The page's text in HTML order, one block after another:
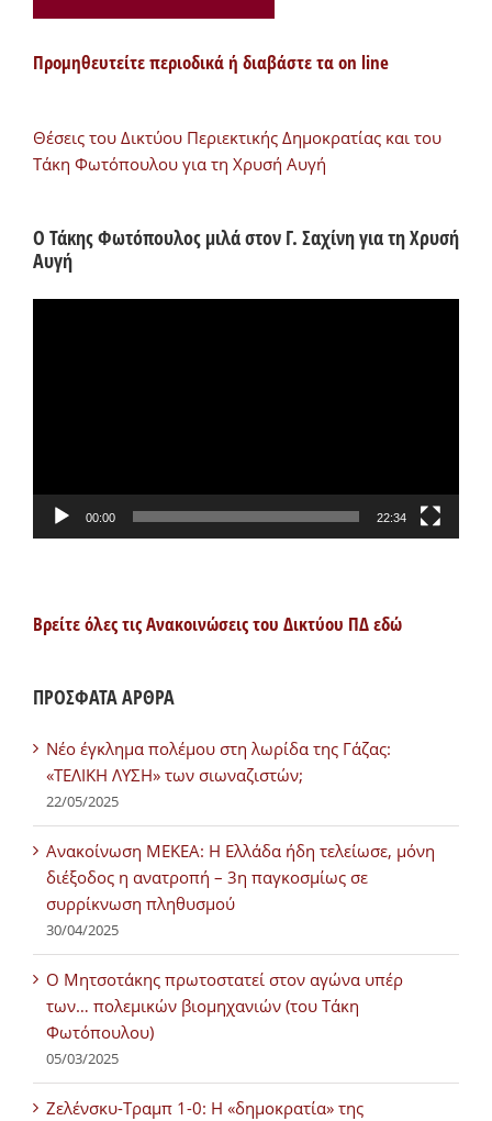
Προμηθευτείτε περιοδικά ή διαβάστε τα on line
Θέσεις του Δικτύου Περιεκτικής Δημοκρατίας και του
Τάκη Φωτόπουλου για τη Χρυσή Αυγή
Ο Τάκης Φωτόπουλος μιλά στον Γ. Σαχίνη για τη Χρυσή
Αυγή
00:00 22:34
Βρείτε όλες τις Ανακοινώσεις του Δικτύου ΠΔ εδώ
ΠΡΟΣΦΑΤΑ ΑΡΘΡΑ
Νέο έγκλημα πολέμου στη λωρίδα της Γάζας:
«ΤΕΛΙΚΗ ΛΥΣΗ» των σιωναζιστών;
22/05/2025
Ανακοίνωση ΜΕΚΕΑ: Η Ελλάδα ήδη τελείωσε, μόνη
διέξοδος η ανατροπή – 3η παγκοσμίως σε
συρρίκνωση πληθυσμού
30/04/2025
Ο Μητσοτάκης πρωτοστατεί στον αγώνα υπέρ
των… πολεμικών βιομηχανιών (του Τάκη
Φωτόπουλου)
05/03/2025
Ζελένσκυ-Τραμπ 1-0: Η «δημοκρατία» της